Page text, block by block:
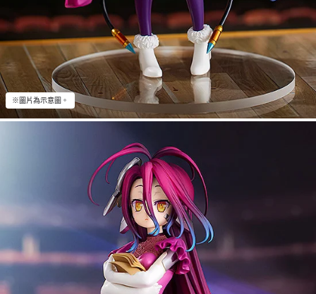
※圖片為示意圖。